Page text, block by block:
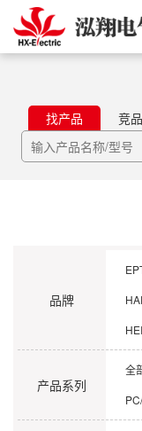
找产品 竞
品牌
产品系列
全